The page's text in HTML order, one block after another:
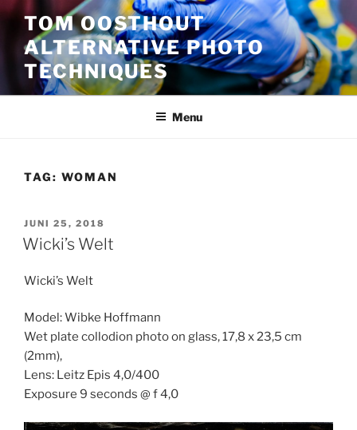
Ga
inhoud
TOM OOSTHOUT
ALTERNATIVE PHOTO
TECHNIQUES
Menu
TAG: WOMAN
GEPLAATST
OP
JUNI 25, 2018
Wicki’s Welt
Wicki’s Welt
Model: Wibke Hoffmann
Wet plate collodion photo on glass, 17,8 x 23,5 cm
(2mm),
Lens: Leitz Epis 4,0/400
Exposure 9 seconds @ f 4,0